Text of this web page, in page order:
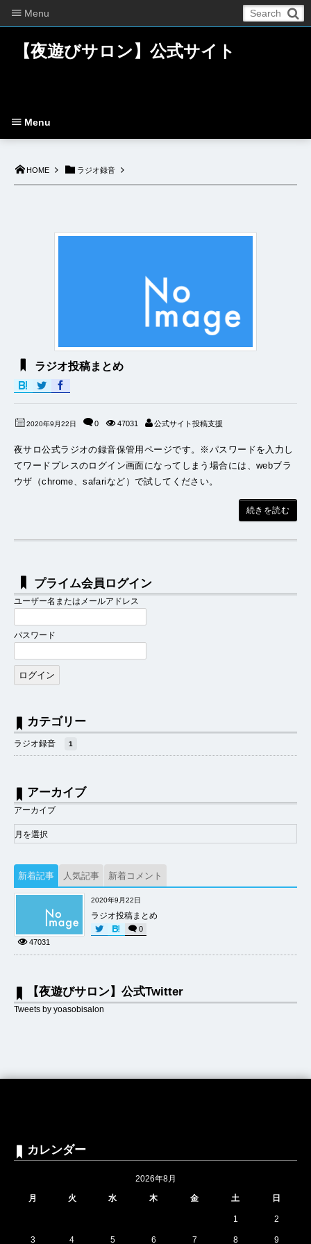
【夜遊びサロン】公式サイト
HOME ラジオ録音
ラジオ投稿まとめ
2020年9月22日 0 47031 公式サイト投稿支援
夜サロ公式ラジオの録音保管用ページです。※パスワードを入力し
てワードプレスのログイン画面になってしまう場合には、webブラ
ウザ（chrome、safariなど）で試してください。
続きを読む
プライム会員ログイン
ユーザー名またはメールアドレス
パスワード
カテゴリー
ラジオ録音 1
アーカイブ
アーカイブ
新着記事 人気記事 新着コメント
2020年9月22日
ラジオ投稿まとめ
0
47031
【夜遊びサロン】公式Twitter
Tweets by yoasobisalon
Menu
Menu
カレンダー
2026年8月
月
火 水 木 金 土 日
1 2
3 4 5 6 7 8 9